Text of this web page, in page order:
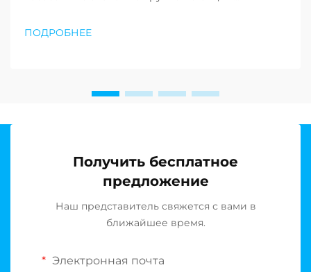
строгого соблюдения протоколов выполнения
глубоко понимать...
ПОДРОБНЕЕ
Получить бесплатное
предложение
Наш представитель свяжется с вами в
ближайшее время.
Электронная почта